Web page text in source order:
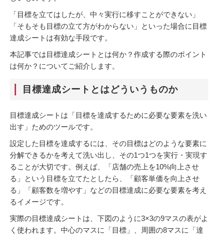
「目標を立てはしたが、中々実行に移すことができない」
「そもそも目標の立て方がわからない」といった場合に目標
達成シートは有効な手段です。
本記事では目標達成シートとは何か？作成する際のポイント
は何か？についてご紹介します。
目標達成シートとはどういうものか
目標達成シートは「目標を達成するために必要な要素を洗い
出す」ためのツールです。
設定した目標を達成するには、その目標はどのような要素に
分解できるかを考えて洗い出し、その1つ1つを実行・実現す
ることが大切です。例えば、「店舗の売上を10%向上させ
る」という目標を立てたとしたら、「顧客単価を向上させ
る」「顧客数を増やす」などの目標達成に必要な要素を考え
るイメージです。
実際の目標達成シートは、下図のように3×3の9マスの表がよ
く使われます。中心のマスに「目標」、周囲の8マスに「達